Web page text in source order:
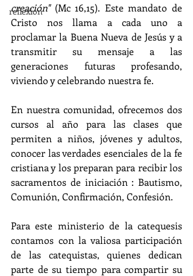
reflexion
creación" (Mc 16,15). Este mandato de
Cristo nos llama a cada uno a
proclamar la Buena Nueva de Jesús y a
transmitir su mensaje a las
generaciones futuras profesando,
viviendo y celebrando nuestra fe.
En nuestra comunidad, ofrecemos dos
cursos al año para las clases que
permiten a niños, jóvenes y adultos,
conocer las verdades esenciales de la fe
cristiana y los preparan para recibir los
sacramentos de iniciación : Bautismo,
Comunión, Confirmación, Confesión.
Para este ministerio de la catequesis
contamos con la valiosa participación
de las catequistas, quienes dedican
parte de su tiempo para compartir su